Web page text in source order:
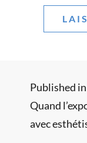
Navigation
de
l’article
Published in
Quand
avec